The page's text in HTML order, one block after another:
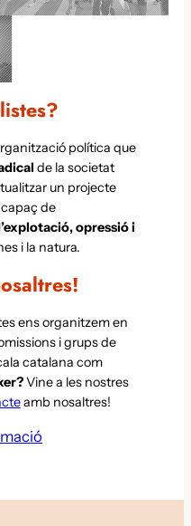
política que
de la societat
un projecte
de
opressió i
i la natura.
ens organitzem en
i grups de
catalana com
Vine a les nostres
amb nosaltres!